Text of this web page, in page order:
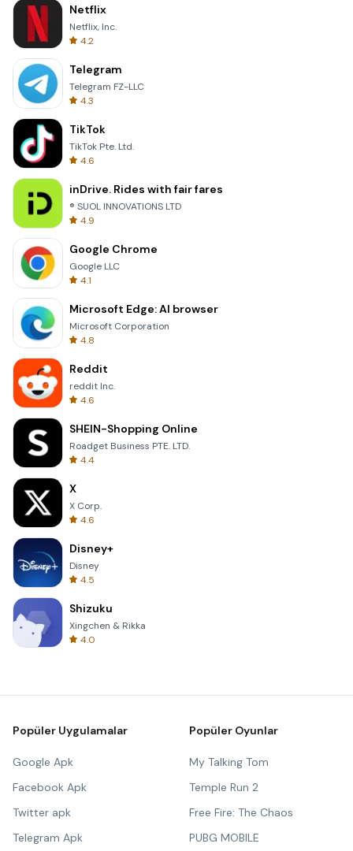
Netflix
Netflix, Inc.
4.2
Telegram
Telegram FZ-LLC
4.3
TikTok
TikTok Pte. Ltd.
4.6
inDrive. Rides with fair fares
® SUOL INNOVATIONS LTD
4.9
Google Chrome
Google LLC
4.1
Microsoft Edge: AI browser
Microsoft Corporation
4.8
Reddit
reddit Inc.
4.6
SHEIN-Shopping Online
Roadget Business PTE. LTD.
4.4
X
X Corp.
4.6
Disney+
Disney
4.5
Shizuku
Xingchen & Rikka
4.0
Popüler Uygulamalar
Google Apk
Facebook Apk
Twitter apk
Telegram Apk
Popüler Oyunlar
My Talking Tom
Temple Run 2
Free Fire: The Chaos
PUBG MOBILE